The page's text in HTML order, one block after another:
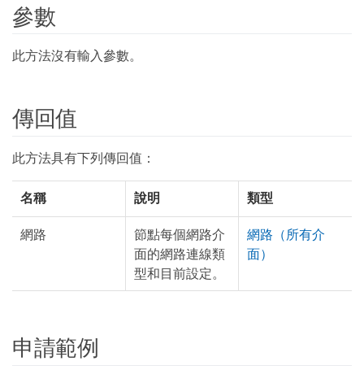
參數
此方法沒有輸入參數。
傳回值
此方法具有下列傳回值：
名稱 說明 類型
網路
節點每個網路介
面的網路連線類
型和目前設定。
網路（所有介
面）
申請範例